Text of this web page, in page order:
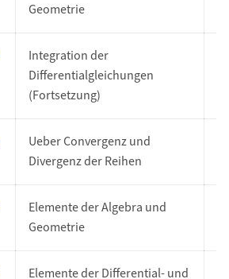
Geometrie
Integration der
Differentialgleichungen
(Fortsetzung)
Ueber Convergenz und
Divergenz der Reihen
Elemente der Algebra und
Geometrie
Elemente der Differential- und